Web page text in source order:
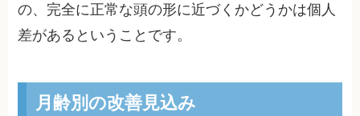
の、完全に正常な頭の形に近づくかどうかは個人
差があるということです。
月齢別の改善見込み